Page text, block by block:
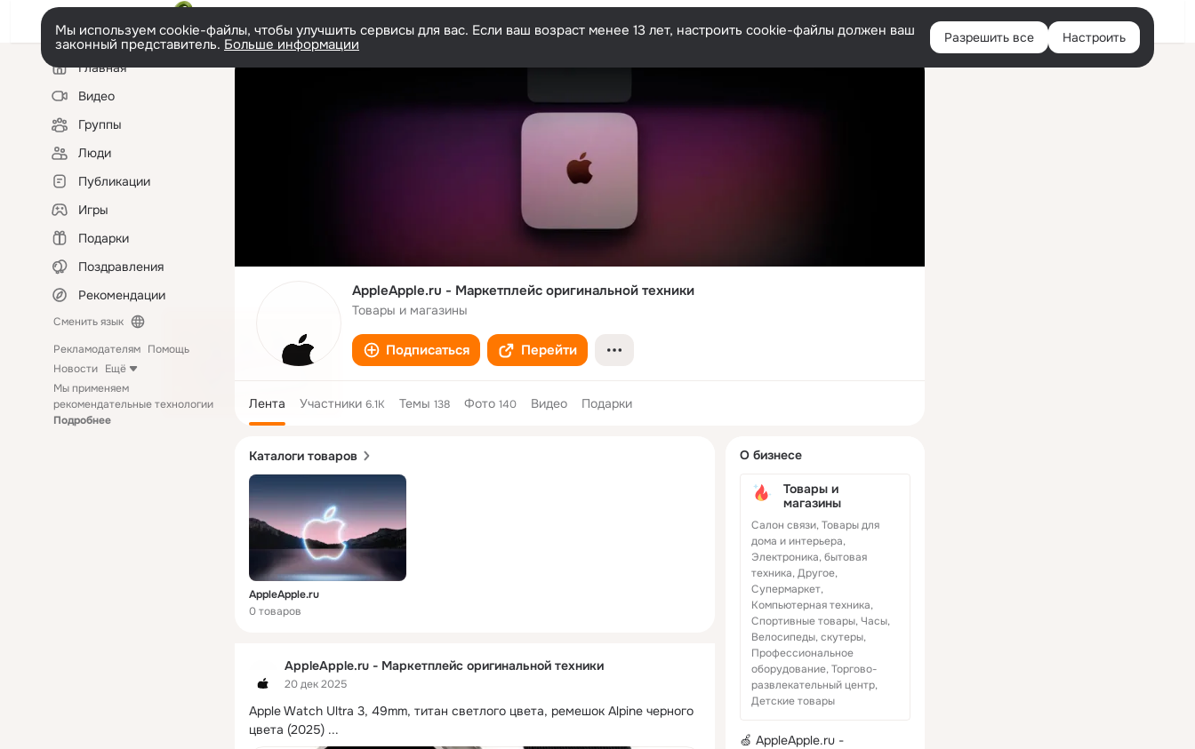
Войти
Мы используем cookie-файлы, чтобы улучшить сервисы для вас. Если ваш возраст менее 13 лет, настроить cookie-файлы должен ваш
законный представитель. Больше информации Разрешить все Настроить
Левая
колонкаГлавная
Видео
Группы
Люди
Публикации
Игры
Подарки
Поздравления
Рекомендации
Сменить язык
Рекламодателям Помощь
Новости Ещё
Мы применяем
рекомендательные технологии
Подробнее
AppleApple.ru - Маркетплейс оригинальной техники
Товары и магазины
Подписаться Перейти
Лента Участники 6.1K Темы 138 Фото 140 Видео Подарки
Каталоги товаров
AppleApple.ru
0 товаров
AppleApple.ru - Маркетплейс оригинальной техники
20 дек 2025
Apple Watch Ultra 3, 49mm, титан светлого цвета, ремешок Alpine черного
цвета (2025) ...
колонка
О бизнесе
Товары и
магазины
Салон связи, Товары для
дома и интерьера,
Электроника, бытовая
техника, Другое,
Супермаркет,
Компьютерная техника,
Спортивные товары, Часы,
Велосипеды, скутеры,
Профессиональное
оборудование, Торгово-
развлекательный центр,
Детские товары
🍏 AppleApple.ru -